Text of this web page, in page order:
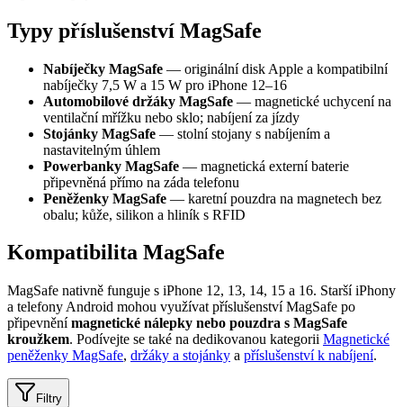
Typy příslušenství MagSafe
Nabíječky MagSafe — originální disk Apple a kompatibilní
nabíječky 7,5 W a 15 W pro iPhone 12–16
Automobilové držáky MagSafe — magnetické uchycení na
ventilační mřížku nebo sklo; nabíjení za jízdy
Stojánky MagSafe — stolní stojany s nabíjením a
nastavitelným úhlem
Powerbanky MagSafe — magnetická externí baterie
připevněná přímo na záda telefonu
Peněženky MagSafe — karetní pouzdra na magnetech bez
obalu; kůže, silikon a hliník s RFID
Kompatibilita MagSafe
MagSafe nativně funguje s iPhone 12, 13, 14, 15 a 16. Starší iPhony
a telefony Android mohou využívat příslušenství MagSafe po
připevněnímagnetické nálepky nebo pouzdra s MagSafe
kroužkem. Podívejte se také na dedikovanou kategorii Magnetické
peněženky MagSafe, držáky a stojánky a příslušenství k nabíjení.
Filtry